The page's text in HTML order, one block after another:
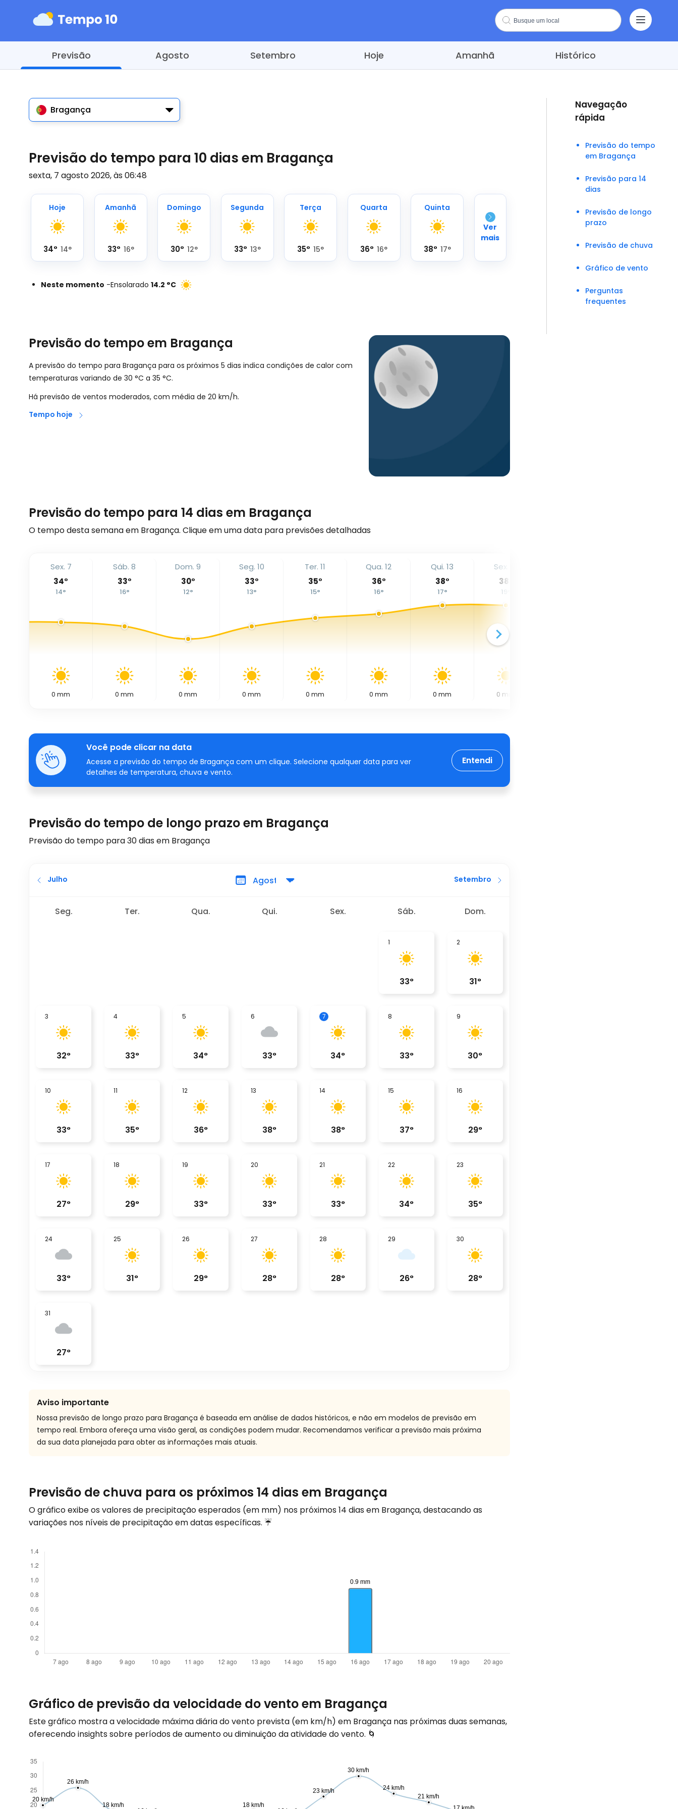
Previsão Agosto Setembro Hoje Amanhã Histórico
Bragança
Previsão do tempo para 10 dias em Bragança
sexta, 7 agosto 2026, às 06:48
Hoje
34° 14°
Amanhã
33° 16°
Domingo
30° 12°
Segunda
33° 13°
Terça
35° 15°
Quarta
36° 16°
Quinta
38° 17°
Ver
mais
Neste momento -Ensolarado 14.2 °C
Previsão do tempo em Bragança
A previsão do tempo para Bragança para os próximos 5 dias indica condições de calor com
temperaturas variando de 30 °C a 35 °C.
Há previsão de ventos moderados, com média de 20 km/h.
Tempo hoje
Previsão do tempo para 14 dias em Bragança
O tempo desta semana em Bragança. Clique em uma data para previsões detalhadas
Sex. 7
34°
14°
0 mm
Sáb. 8
33°
16°
0 mm
Dom. 9
30°
12°
0 mm
Seg. 10
33°
13°
0 mm
Ter. 11
35°
15°
0 mm
Qua. 12
36°
16°
0 mm
Qui. 13
38°
17°
0 mm
Sex. 14
38
19
0 mm
Você pode clicar na data
Acesse a previsão do tempo de Bragança com um clique. Selecione qualquer data para ver
detalhes de temperatura, chuva e vento.
Entendi
Previsão do tempo de longo prazo em Bragança
Previsão do tempo para 30 dias em Bragança
Julho Setembro
Seg. Ter. Qua. Qui. Sex. Sáb. Dom.
1
33°
2
31°
3
32°
4
33°
5
34°
6
33°
7
34°
8
33°
9
30°
10
33°
11
35°
12
36°
13
38°
14
38°
15
37°
16
29°
17
27°
18
29°
19
33°
20
33°
21
33°
22
34°
23
35°
24
33°
25
31°
26
29°
27
28°
28
28°
29
26°
30
28°
31
27°
Aviso importante
Nossa previsão de longo prazo para Bragança é baseada em análise de dados históricos, e não em modelos de previsão em
tempo real. Embora ofereça uma visão geral, as condições podem mudar. Recomendamos verificar a previsão mais próxima
da sua data planejada para obter as informações mais atuais.
Previsão de chuva para os próximos 14 dias em Bragança
O gráfico exibe os valores de precipitação esperados (em mm) nos próximos 14 dias em Bragança, destacando as
variações nos níveis de precipitação em datas específicas. ☔
Gráfico de previsão da velocidade do vento em Bragança
Este gráfico mostra a velocidade máxima diária do vento prevista (em km/h) em Bragança nas próximas duas semanas,
oferecendo insights sobre períodos de aumento ou diminuição da atividade do vento. 🌀
Navegação
rápida
Previsão do tempo
em Bragança
Previsão para 14
dias
Previsão de longo
prazo
Previsão de chuva
Gráfico de vento
Perguntas
frequentes